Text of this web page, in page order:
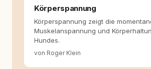
Hundehalter:innen in
und der Schweiz. Meine
Tierschutz beginnt mit Wissen.
Hund versteht, trifft bessere
für ein Zusammenleben, das
Körperspannung
Körperspannung zeigt die
Muskelanspannung und
Hundes.
von Roger Klein